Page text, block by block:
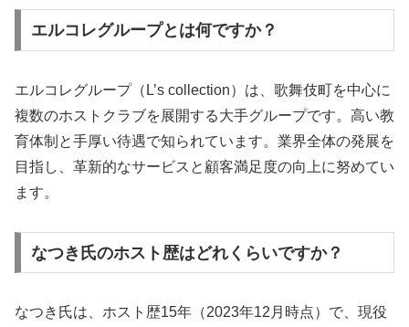
エルコレグループとは何ですか？
エルコレグループ（L’s collection）は、歌舞伎町を中心に
複数のホストクラブを展開する大手グループです。高い教
育体制と手厚い待遇で知られています。業界全体の発展を
目指し、革新的なサービスと顧客満足度の向上に努めてい
ます。
なつき氏のホスト歴はどれくらいですか？
なつき氏は、ホスト歴15年（2023年12月時点）で、現役